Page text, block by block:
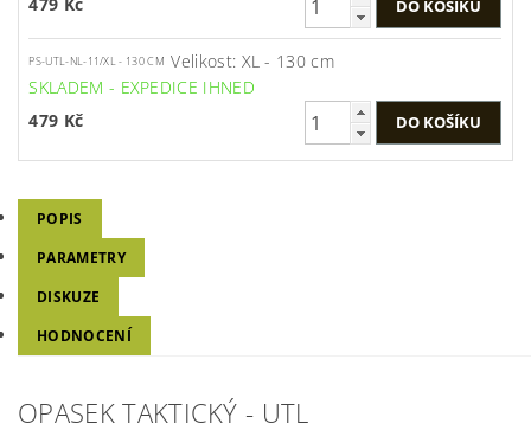
479 Kč
PS-UTL-NL-11/XL - 130 CM Velikost: XL - 130 cm
SKLADEM - EXPEDICE IHNED
479 Kč
POPIS
PARAMETRY
DISKUZE
HODNOCENÍ
OPASEK TAKTICKÝ - UTL